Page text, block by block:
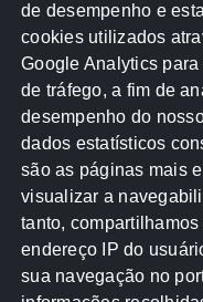
Acontece na Rede
Atricon Audicom
CREA-MT Eventos
MPF Notícias
Receita Federal
TCE-MT TCU
de desempenho e
cookies utilizados
Google Analytics
de tráfego, a fim de
desempenho do
dados estatísticos
são as páginas mais
visualizar a
tanto,
endereço IP do
sua navegação no